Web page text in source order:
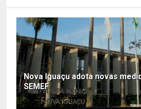
Nova Iguaçu adota novas
SEMEF